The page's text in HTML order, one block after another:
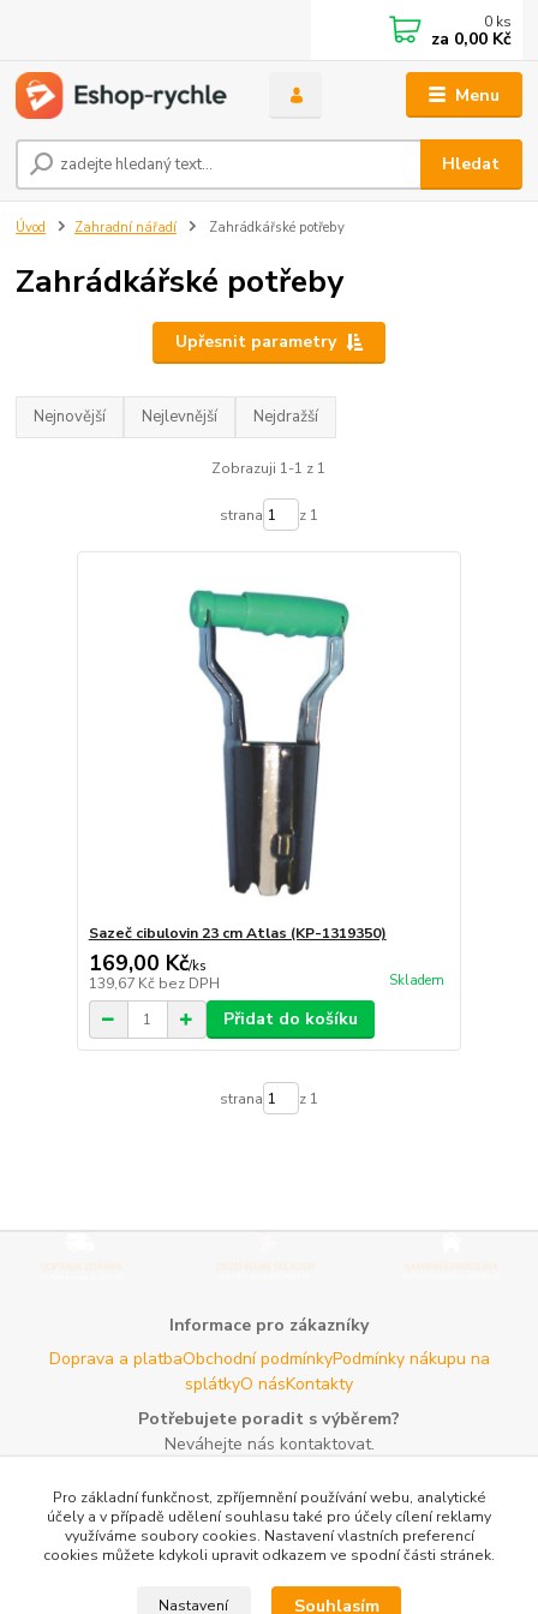
Menu
Hledat
0 ks
za 0,00 Kč
Úvod Zahradní nářadí Zahrádkářské potřeby
Zahrádkářské potřeby
Upřesnit parametry
Nejnovější Nejlevnější Nejdražší
Zobrazuji 1-1 z 1
strana z 1
Sazeč cibulovin 23 cm Atlas (KP-1319350)
169,00 Kč/ks
139,67 Kč bez DPH Skladem
Přidat do košíku
strana z 1
Informace pro zákazníky
Doprava a platbaObchodní podmínkyPodmínky nákupu na
splátkyO násKontakty
Potřebujete poradit s výběrem?
Neváhejte nás kontaktovat.
Email:info@agroczechia.cz- kdykoliv
Užitečné informace
lesníckeho náradia a potrieb
Formulář odstoupení o
Pro základní funkčnost, zpříjemnění používání webu, analytické
účely a v případě udělení souhlasu také pro účely cílení reklamy
využíváme soubory cookies. Nastavení vlastních preferencí
cookies můžete kdykoli upravit odkazem ve spodní části stránek.
Nastavení Souhlasím